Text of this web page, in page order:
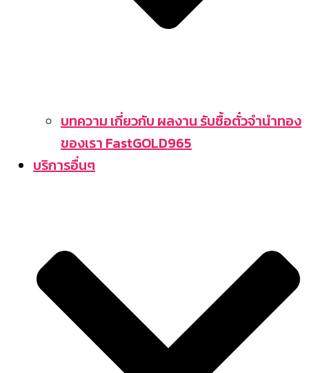
บทความ เกี่ยวกับ ผลงาน รับซื้อตั๋วจำนำทอง
ของเรา FastGOLD965
บริการอื่นๆ